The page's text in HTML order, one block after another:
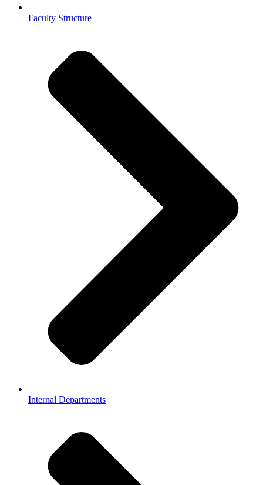
Faculty Structure
Internal Departments